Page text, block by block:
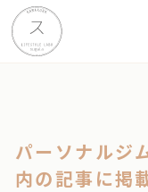
パーソナルジ
内の記事に掲